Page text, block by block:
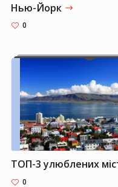
Нью-Йорк
0
0